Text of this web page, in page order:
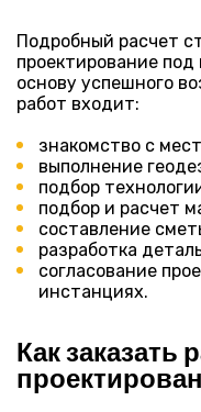
Подробный расчет
проектирование
основу успешного
работ входит:
знакомство с
выполнение
подбор
подбор и расчет
составление
разработка
согласование
инстанциях.
Как заказать